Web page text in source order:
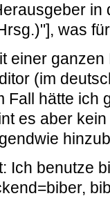
was
einer
(im
Fall hätte ich
es aber
Ich benutze